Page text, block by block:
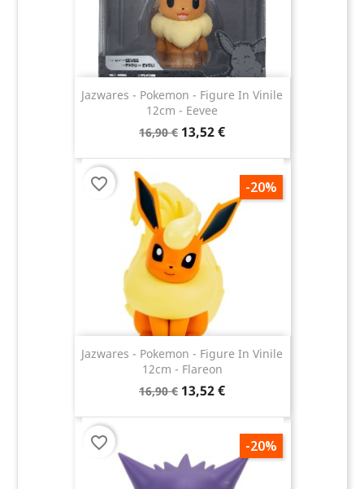
Jazwares - Pokemon - Figure In Vinile
12cm - Eevee
16,90 € 13,52 €
Jazwares - Pokemon - Figure In Vinile
12cm - Flareon
16,90 € 13,52 €
-20%
favorite_border
-20%
favorite_border